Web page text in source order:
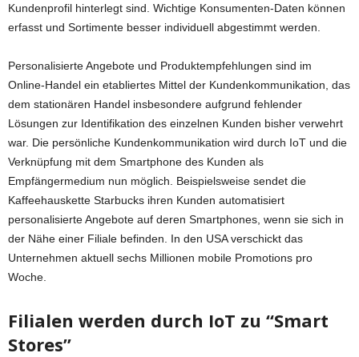
Kundenprofil hinterlegt sind. Wichtige Konsumenten-Daten können
erfasst und Sortimente besser individuell abgestimmt werden.
Personalisierte Angebote und Produktempfehlungen sind im
Online-Handel ein etabliertes Mittel der Kundenkommunikation, das
dem stationären Handel insbesondere aufgrund fehlender
Lösungen zur Identifikation des einzelnen Kunden bisher verwehrt
war. Die persönliche Kundenkommunikation wird durch IoT und die
Verknüpfung mit dem Smartphone des Kunden als
Empfängermedium nun möglich. Beispielsweise sendet die
Kaffeehauskette Starbucks ihren Kunden automatisiert
personalisierte Angebote auf deren Smartphones, wenn sie sich in
der Nähe einer Filiale befinden. In den USA verschickt das
Unternehmen aktuell sechs Millionen mobile Promotions pro
Woche.
Filialen werden durch IoT zu “Smart
Stores”